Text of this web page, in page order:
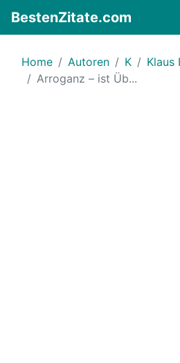
BestenZitate.com
Home Autoren K
Klaus
Arroganz – ist Üb...